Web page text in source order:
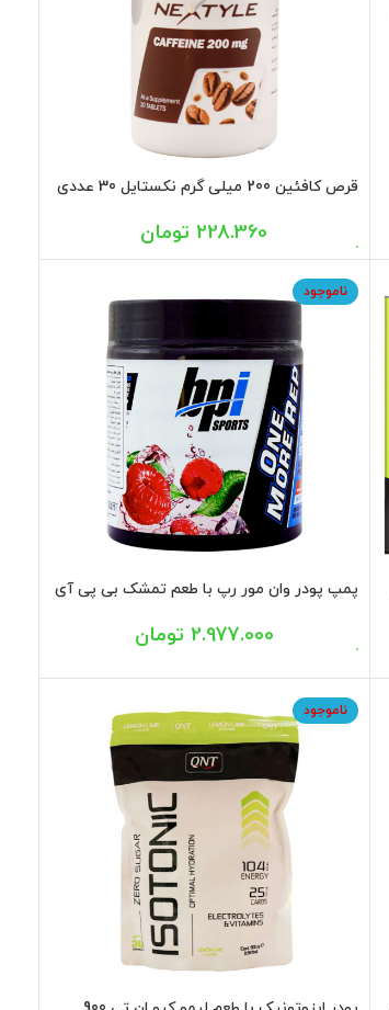
قرص کافئین 200 میلی گرم نکستایل 30 عددی
228.360 تومان
ناموجود
پمپ پودر وان مور رپ با طعم تمشک بی پی آی
2.977.000 تومان
ناموجود